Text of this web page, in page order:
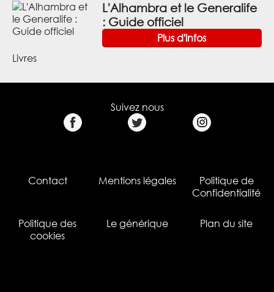
L'Alhambra et le Generalife
: Guide officiel
Plus d'infos
Livres
Suivez nous
Contact Mentions légales
Politique de
Confidentialité
Politique des
cookies
Le générique Plan du site